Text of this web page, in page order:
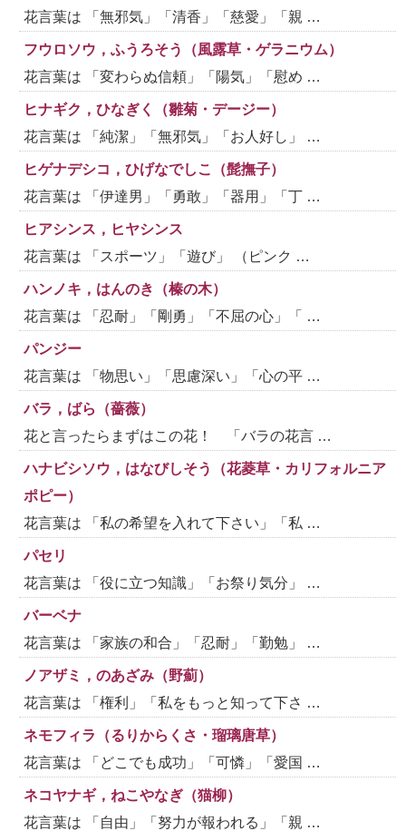
花言葉は 「無邪気」「清香」「慈愛」「親 …
フウロソウ，ふうろそう（風露草・ゲラニウム）
花言葉は 「変わらぬ信頼」「陽気」「慰め …
ヒナギク，ひなぎく（雛菊・デージー）
花言葉は 「純潔」「無邪気」「お人好し」 …
ヒゲナデシコ，ひげなでしこ（髭撫子）
花言葉は 「伊達男」「勇敢」「器用」「丁 …
ヒアシンス，ヒヤシンス
花言葉は 「スポーツ」「遊び」 （ピンク …
ハンノキ，はんのき（榛の木）
花言葉は 「忍耐」「剛勇」「不屈の心」「 …
パンジー
花言葉は 「物思い」「思慮深い」「心の平 …
バラ，ばら（薔薇）
花と言ったらまずはこの花！ 「バラの花言 …
ハナビシソウ，はなびしそう（花菱草・カリフォルニア
ポピー）
花言葉は 「私の希望を入れて下さい」「私 …
パセリ
花言葉は 「役に立つ知識」「お祭り気分」 …
バーベナ
花言葉は 「家族の和合」「忍耐」「勤勉」 …
ノアザミ，のあざみ（野薊）
花言葉は 「権利」「私をもっと知って下さ …
ネモフィラ（るりからくさ・瑠璃唐草）
花言葉は 「どこでも成功」「可憐」「愛国 …
ネコヤナギ，ねこやなぎ（猫柳）
花言葉は 「自由」「努力が報われる」「親 …